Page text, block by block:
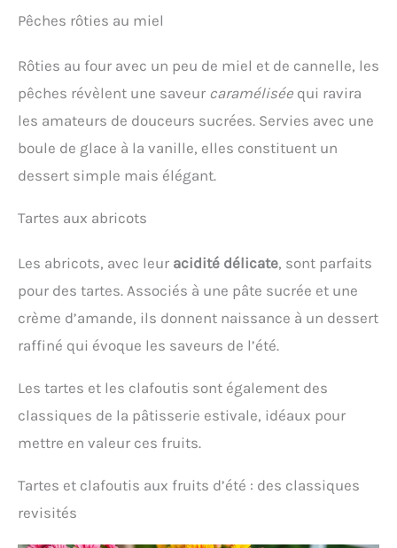
Pêches rôties au miel
Rôties au four avec un peu de miel et de cannelle, les
pêches révèlent une saveur caramélisée qui ravira
les amateurs de douceurs sucrées. Servies avec une
boule de glace à la vanille, elles constituent un
dessert simple mais élégant.
Tartes aux abricots
Les abricots, avec leur acidité délicate, sont parfaits
pour des tartes. Associés à une pâte sucrée et une
crème d’amande, ils donnent naissance à un dessert
raffiné qui évoque les saveurs de l’été.
Les tartes et les clafoutis sont également des
classiques de la pâtisserie estivale, idéaux pour
mettre en valeur ces fruits.
Tartes et clafoutis aux fruits d’été : des classiques
revisités